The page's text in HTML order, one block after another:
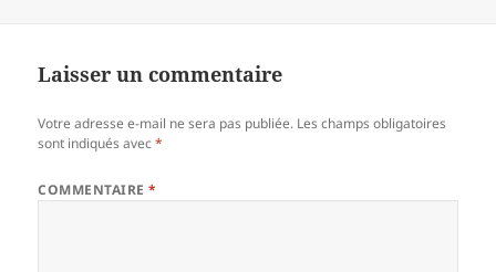
Laisser un commentaire
Votre adresse e-mail ne sera pas publiée. Les champs obligatoires
sont indiqués avec*
COMMENTAIRE*